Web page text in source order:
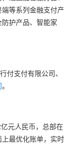
等系列金融支付产
护产品、智能家
付支付有限公司、
。
元人民币，总部在
最优化账单，实时